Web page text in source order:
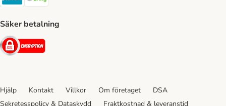
Säker betalning
Security
Hjälp Kontakt Villkor Om företaget
DSA
Sekretesspolicy & Dataskydd
Fraktkostnad & leveranstid